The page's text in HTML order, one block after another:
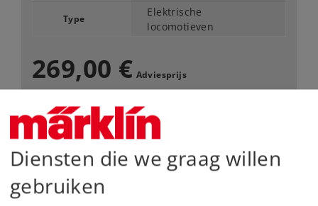
Type
Elektrische
locomotieven
269,00 € Adviesprijs
Leverbaar vanaf fabriek.
Webwinkel
Diensten die we graag willen
gebruiken